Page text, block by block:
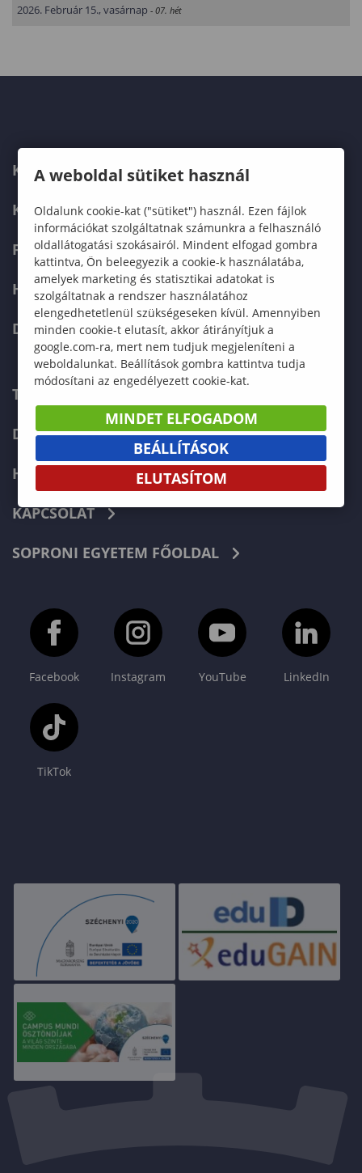
2026. Február 15., vasárnap - 07. hét
KARUNK
KÉPZÉSEK
FELVÉTELIZŐKNEK
HALLGATÓKNAK
DOKTORI ISKOLA
TELEFONKÖNYV
DOKUMENTUMOK
HÍREK
KAPCSOLAT
SOPRONI EGYETEM FŐOLDAL
Facebook Instagram YouTube LinkedIn
TikTok
A weboldal sütiket használ
Oldalunk cookie-kat ("sütiket") használ. Ezen fájlok
információkat szolgáltatnak számunkra a felhasználó
oldallátogatási szokásairól. Mindent elfogad gombra
kattintva, Ön beleegyezik a cookie-k használatába,
amelyek marketing és statisztikai adatokat is
szolgáltatnak a rendszer használatához
elengedhetetlenül szükségeseken kívül. Amennyiben
minden cookie-t elutasít, akkor átirányítjuk a
google.com-ra, mert nem tudjuk megjeleníteni a
weboldalunkat. Beállítások gombra kattintva tudja
módosítani az engedélyezett cookie-kat.
MINDET ELFOGADOM
BEÁLLÍTÁSOK
ELUTASÍTOM